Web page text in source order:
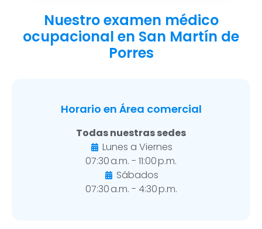
Nuestro examen médico
ocupacional en San Martín de
Porres
Horario en Área comercial
Todas nuestras sedes
Lunes a Viernes
07:30 a.m. - 11:00 p.m.
Sábados
07:30 a.m. - 4:30 p.m.